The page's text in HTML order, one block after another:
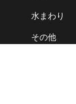
水まわり
その他